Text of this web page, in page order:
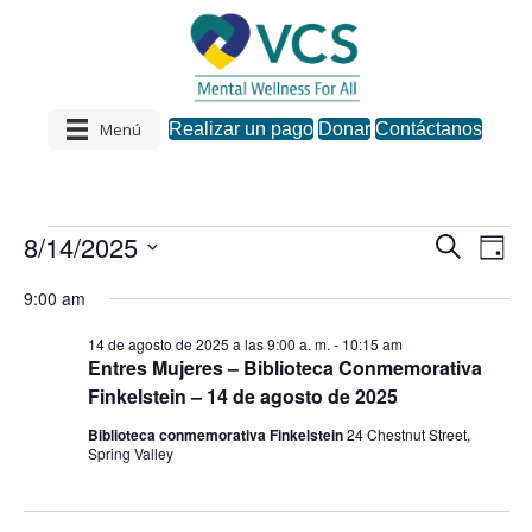
Realizar un pago Donar Contáctanos
Menú
Eventos
para
agosto
B
ú
u
e
B
N
i
D
a
8/14/2025
e
r
9:00 am
Entres Mujeres – Biblioteca Conmemorativa
Finkelstein – 14 de agosto de 2025
14 de agosto de 2025 a las 9:00 a. m.- 10:15 am
Biblioteca conmemorativa Finkelstein24 Chestnut Street,
Spring Valley